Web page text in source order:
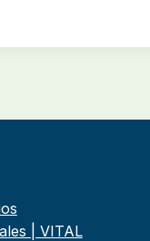
| VITAL